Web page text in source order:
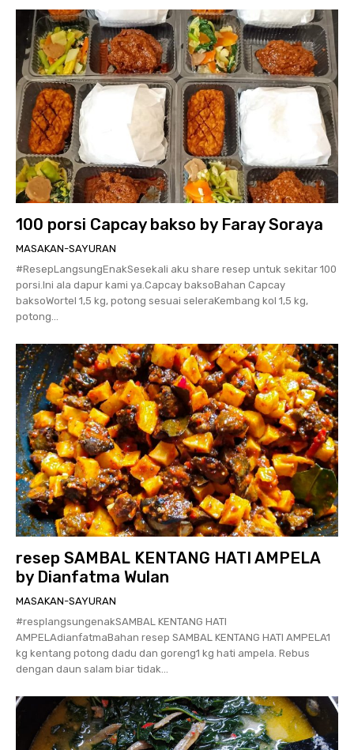
100 porsi Capcay bakso by Faray Soraya
MASAKAN-SAYURAN
#ResepLangsungEnakSesekali aku share resep untuk sekitar 100
porsi.Ini ala dapur kami ya.Capcay baksoBahan Capcay
baksoWortel 1,5 kg, potong sesuai seleraKembang kol 1,5 kg,
potong...
resep SAMBAL KENTANG HATI AMPELA
by Dianfatma Wulan
MASAKAN-SAYURAN
#resplangsungenakSAMBAL KENTANG HATI
AMPELAdianfatmaBahan resep SAMBAL KENTANG HATI AMPELA1
kg kentang potong dadu dan goreng1 kg hati ampela. Rebus
dengan daun salam biar tidak...